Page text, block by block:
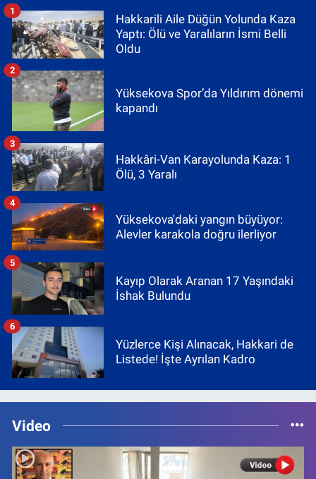
Hakkarili Aile Düğün Yolunda Kaza
Yaptı: Ölü ve Yaralıların İsmi Belli
Oldu
1
Yüksekova Spor’da Yıldırım dönemi
kapandı
2
Hakkâri-Van Karayolunda Kaza: 1
Ölü, 3 Yaralı
3
Yüksekova'daki yangın büyüyor:
Alevler karakola doğru ilerliyor
4
Kayıp Olarak Aranan 17 Yaşındaki
İshak Bulundu
5
Yüzlerce Kişi Alınacak, Hakkari de
Listede! İşte Ayrılan Kadro
6
Video